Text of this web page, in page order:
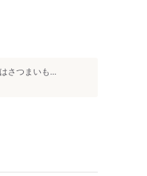
さつまいも...